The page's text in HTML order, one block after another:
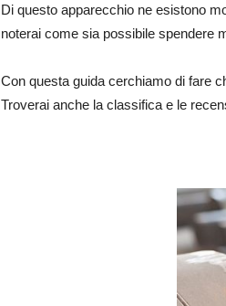
Di questo apparecchio ne esistono
noterai come sia possibile spendere
Con questa guida cerchiamo di fare
Troverai anche la classifica e le